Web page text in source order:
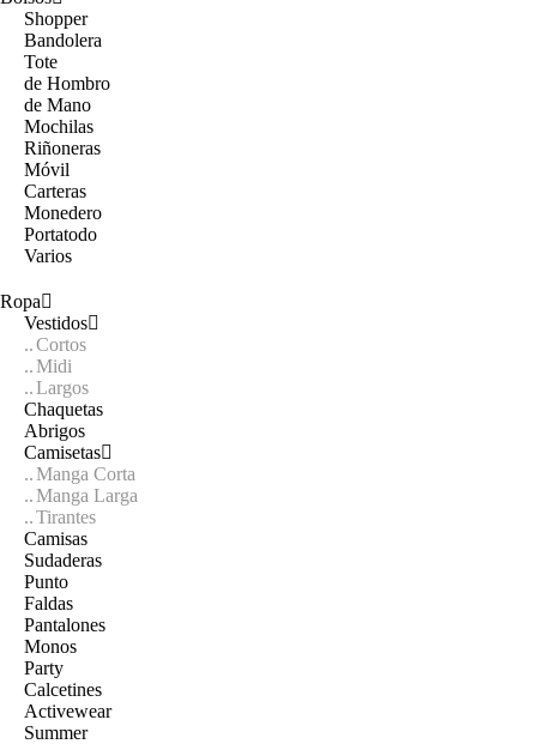
Shopper
Bandolera
Tote
de Hombro
de Mano
Mochilas
Riñoneras
Móvil
Carteras
Monedero
Portatodo
Varios
Ropa
Vestidos
Cortos
Midi
Largos
Chaquetas
Abrigos
Camisetas
Manga Corta
Manga Larga
Tirantes
Camisas
Sudaderas
Punto
Faldas
Pantalones
Monos
Party
Calcetines
Activewear
Summer